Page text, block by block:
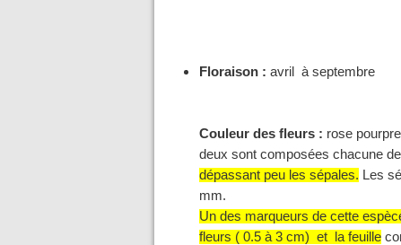
Floraison : avril à septembre
Couleur des fleurs : rose
deux sont composées chacune
dépassant peu les sépales. Les
mm.
Un des marqueurs de cette
fleurs ( 0.5 à 3 cm) et la feuille